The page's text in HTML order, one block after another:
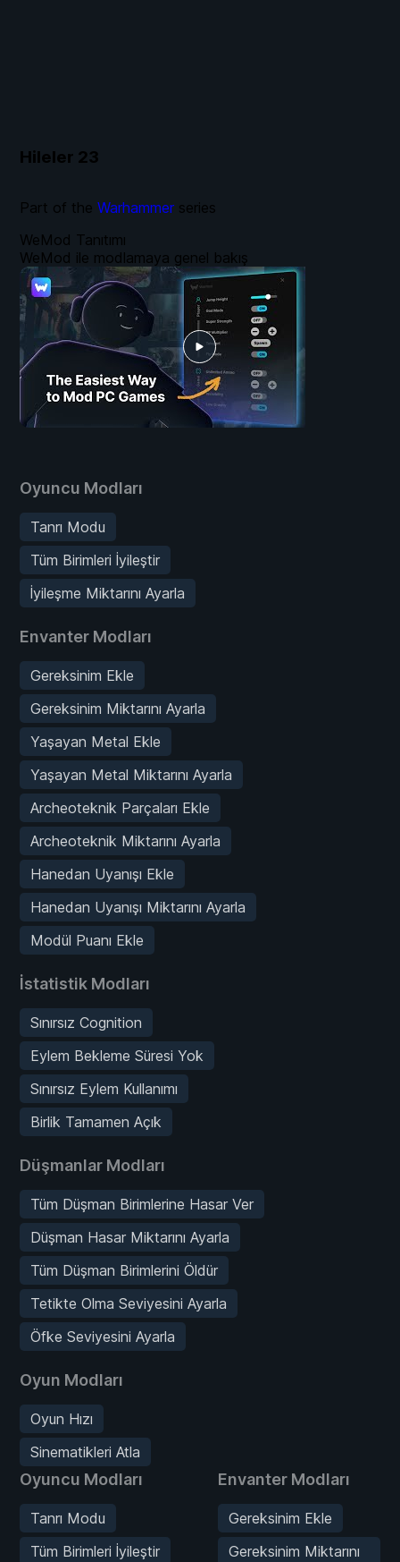
Hileler 23
Oyuncu Modları
Tanrı Modu
Tüm Birimleri İyileştir
İyileşme Miktarını Ayarla
Envanter Modları
Gereksinim Ekle
Gereksinim Miktarını Ayarla
Yaşayan Metal Ekle
Yaşayan Metal Miktarını Ayarla
Archeoteknik Parçaları Ekle
Archeoteknik Miktarını Ayarla
Hanedan Uyanışı Ekle
Hanedan Uyanışı Miktarını Ayarla
Modül Puanı Ekle
İstatistik Modları
Sınırsız Cognition
Eylem Bekleme Süresi Yok
Sınırsız Eylem Kullanımı
Birlik Tamamen Açık
Düşmanlar Modları
Tüm Düşman Birimlerine Hasar Ver
Düşman Hasar Miktarını Ayarla
Tüm Düşman Birimlerini Öldür
Tetikte Olma Seviyesini Ayarla
Öfke Seviyesini Ayarla
Oyun Modları
Oyun Hızı
Sinematikleri Atla
Oyuncu Modları
Tanrı Modu
Tüm Birimleri İyileştir
Envanter Modları
Gereksinim Ekle
Gereksinim Miktarını
WeMod Tanıtımı
WeMod ile modlamaya genel bakış
Part of the Warhammer series